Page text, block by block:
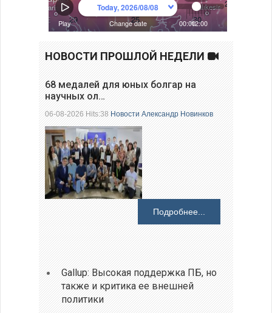
НОВОСТИ ПРОШЛОЙ НЕДЕЛИ
68 медалей для юных болгар на
научных ол…
06-08-2026 Hits:38Новости Александр Новинков
Подробнее...
Gallup: Высокая поддержка ПБ, но
также и критика ее внешней
политики